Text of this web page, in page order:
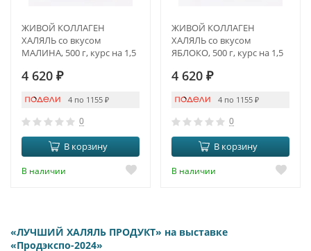
ЖИВОЙ КОЛЛАГЕН
ХАЛЯЛЬ со вкусом
МАЛИНА, 500 г, курс на 1,5
4 620 ₽
4 по 1155 ₽
0
В корзину
В наличии
ЖИВОЙ КОЛЛАГЕН
ХАЛЯЛЬ со вкусом
ЯБЛОКО, 500 г, курс на 1,5
4 620 ₽
4 по 1155 ₽
0
В корзину
В наличии
«ЛУЧШИЙ ХАЛЯЛЬ ПРОДУКТ» на выставке
«Продэкспо-2024»